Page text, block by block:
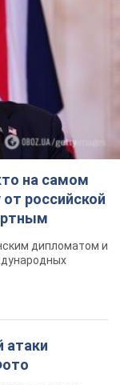
на самом
российской
дипломатом и
атаки